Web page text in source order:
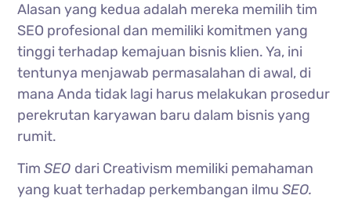
Alasan yang kedua adalah mereka memilih tim
SEO profesional dan memiliki komitmen yang
tinggi terhadap kemajuan bisnis klien. Ya, ini
tentunya menjawab permasalahan di awal, di
mana Anda tidak lagi harus melakukan prosedur
perekrutan karyawan baru dalam bisnis yang
rumit.
TimSEO dari Creativism memiliki pemahaman
yang kuat terhadap perkembangan ilmuSEO.